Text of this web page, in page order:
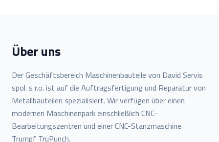
Über uns
Der Geschäftsbereich Maschinenbauteile von David Servis
spol. s r.o. ist auf die Auftragsfertigung und Reparatur von
Metallbauteilen spezialisiert. Wir verfügen über einen
modernen Maschinenpark einschließlich CNC-
Bearbeitungszentren und einer CNC-Stanzmaschine
Trumpf TruPunch.